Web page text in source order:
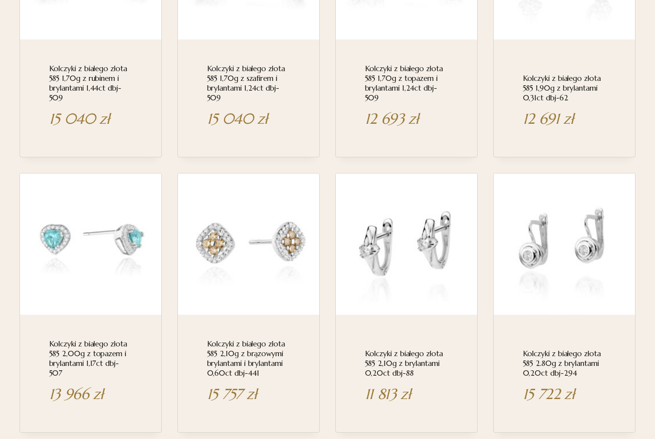
Kolczyki z białego złota
585 1,70g z rubinem i
brylantami 1,44ct dbj-
509
15 040zł
Kolczyki z białego złota
585 1,70g z szafirem i
brylantami 1,24ct dbj-
509
15 040zł
Kolczyki z białego złota
585 1,70g z topazem i
brylantami 1,24ct dbj-
509
12 693zł
Kolczyki z białego złota
585 1,90g z brylantami
0,31ct dbj-62
12 691zł
Kolczyki z białego złota
585 2,00g z topazem i
brylantami 1,17ct dbj-
507
13 966zł
Kolczyki z białego złota
585 2,10g z brązowymi
brylantami i brylantami
0,60ct dbj-441
15 757zł
Kolczyki z białego złota
585 2,10g z brylantami
0,20ct dbj-88
11 813zł
Kolczyki z białego złota
585 2.80g z brylantami
0,20ct dbj-294
15 722zł